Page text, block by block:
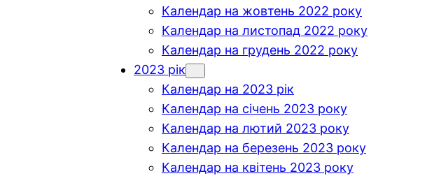
Календар на жовтень 2022 року
Календар на листопад 2022 року
Календар на грудень 2022 року
2023 рік
Календар на 2023 рік
Календар на січень 2023 року
Календар на лютий 2023 року
Календар на березень 2023 року
Календар на квітень 2023 року